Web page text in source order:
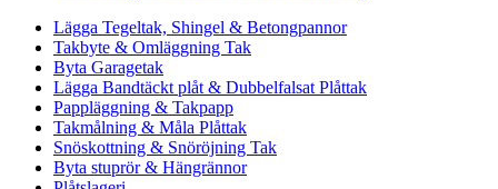
Lägga Tegeltak, Shingel & Betongpannor
Takbyte & Omläggning Tak
Byta Garagetak
Lägga Bandtäckt plåt & Dubbelfalsat Plåttak
Pappläggning & Takpapp
Takmålning & Måla Plåttak
Snöskottning & Snöröjning Tak
Byta stuprör & Hängrännor